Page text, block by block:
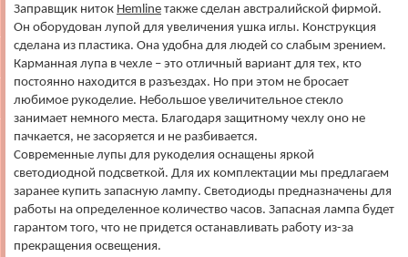
Заправщик ниток Hemline также сделан австралийской фирмой.
Он оборудован лупой для увеличения ушка иглы. Конструкция
сделана из пластика. Она удобна для людей со слабым зрением.
Карманная лупа в чехле – это отличный вариант для тех, кто
постоянно находится в разъездах. Но при этом не бросает
любимое рукоделие. Небольшое увеличительное стекло
занимает немного места. Благодаря защитному чехлу оно не
пачкается, не засоряется и не разбивается.
Современные лупы для рукоделия оснащены яркой
светодиодной подсветкой. Для их комплектации мы предлагаем
заранее купить запасную лампу. Светодиоды предназначены для
работы на определенное количество часов. Запасная лампа будет
гарантом того, что не придется останавливать работу из-за
прекращения освещения.